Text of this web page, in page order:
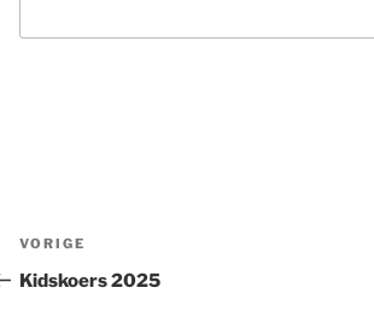
Bericht
navigatie
Vorig
bericht
VORIGE
Kidskoers 2025